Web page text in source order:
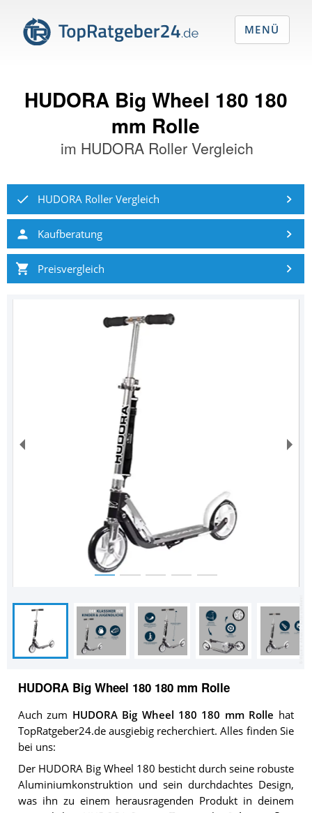
HUDORA Big Wheel 180 180
mm Rolle
im HUDORA Roller Vergleich
HUDORA Roller Vergleich
Kaufberatung
Preisvergleich
HUDORA Big Wheel 180 180 mm Rolle
Auch zum HUDORA Big Wheel 180 180 mm Rolle hat
TopRatgeber24.de ausgiebig recherchiert. Alles finden Sie
bei uns:
Der HUDORA Big Wheel 180 besticht durch seine robuste
Aluminiumkonstruktion und sein durchdachtes Design,
was ihn zu einem herausragenden Produkt in deinem
MENÜ